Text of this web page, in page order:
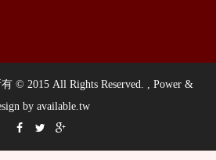
© 2015 All Rights Reserved. , Power &
by available.tw
  